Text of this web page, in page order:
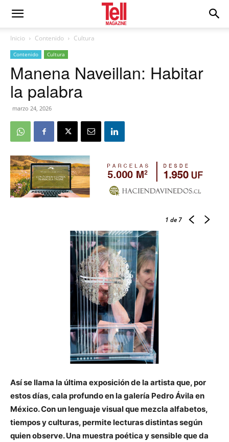
Inicio Contenido Cultura
Contenido Cultura
Manena Naveillan: Habitar
la palabra
marzo 24, 2026
1 de 7
Así se llama la última exposición de la artista que, por
estos días, cala profundo en la galería Pedro Ávila en
México. Con un lenguaje visual que mezcla alfabetos,
tiempos y culturas, permite lecturas distintas según
quien observe. Una muestra poética y sensible que da